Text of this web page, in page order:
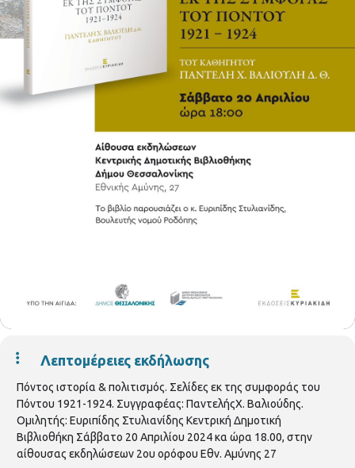
Λεπτομέρειες εκδήλωσης
Πόντος ιστορία & πολιτισμός. Σελίδες εκ της συμφοράς του
Πόντου 1921-1924. Συγγραφέας: ΠαντελήςΧ. Βαλιούδης.
Ομιλητής: Ευριπίδης Στυλιανίδης Κεντρική Δημοτική
Βιβλιοθήκη Σάββατο 20 Απριλίου 2024 κα ώρα 18.00, στην
αίθουσας εκδηλώσεων 2ου ορόφου Εθν. Αμύνης 27